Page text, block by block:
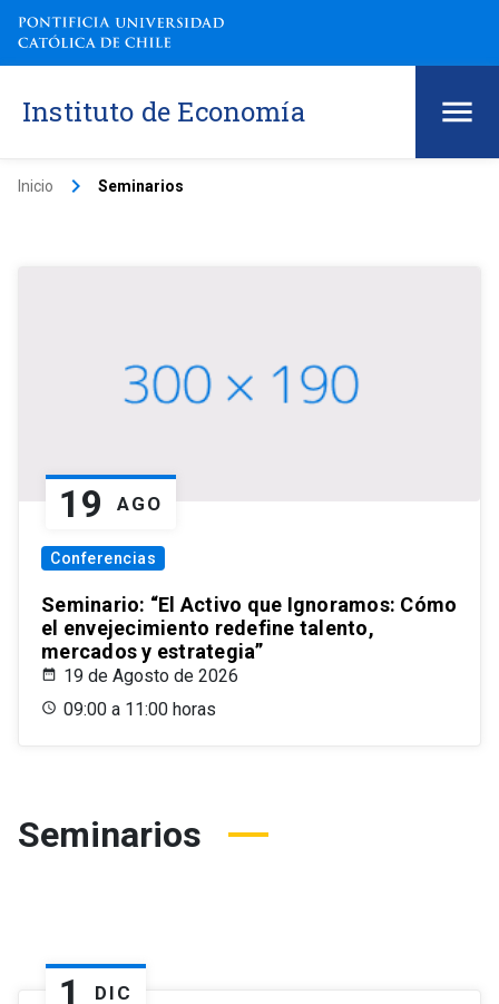
Instituto de Economía
Inicio keyboard_arrow_right Seminarios
19 AGO
Conferencias
Seminario: “El Activo que Ignoramos: Cómo
el envejecimiento redefine talento,
mercados y estrategia”
19 de Agosto de 2026
09:00 a 11:00 horas
Seminarios
1 DIC